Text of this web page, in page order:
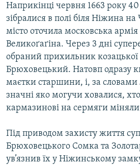
Наприкінці червня 1663 року 40
зібралися в полі біля Ніжина
місто оточила московська
Великоґаґіна. Через 3 дні
обраний прихильник козацької
Брюховецький. Натовп одразу
маєтки старшини, і, за словами
значні яко могучи ховалися,
кармазинові на сермяги
Під приводом захисту життя
Брюховецького Сомка та
ув’язнив їх у Ніжинському